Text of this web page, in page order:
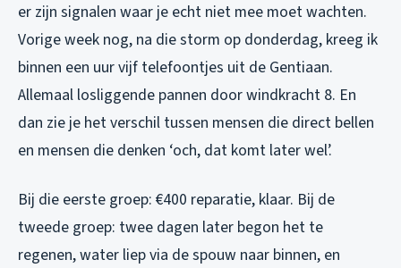
er zijn signalen waar je echt niet mee moet wachten.
Vorige week nog, na die storm op donderdag, kreeg ik
binnen een uur vijf telefoontjes uit de Gentiaan.
Allemaal losliggende pannen door windkracht 8. En
dan zie je het verschil tussen mensen die direct bellen
en mensen die denken ‘och, dat komt later wel’.
Bij die eerste groep: €400 reparatie, klaar. Bij de
tweede groep: twee dagen later begon het te
regenen, water liep via de spouw naar binnen, en